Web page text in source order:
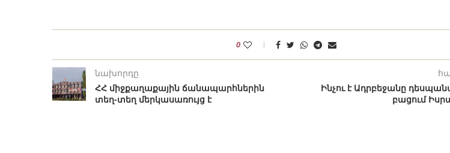
0
նախորդը
ՀՀ միջքաղաքային ճանապարհներին
տեղ-տեղ մերկասառույց է
Ինչու է Ադրբեջանը
բացում